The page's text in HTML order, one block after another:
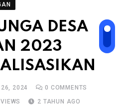
DESA
2023
26, 2024 0 COMMENTS
VIEWS 2 TAHUN AGO